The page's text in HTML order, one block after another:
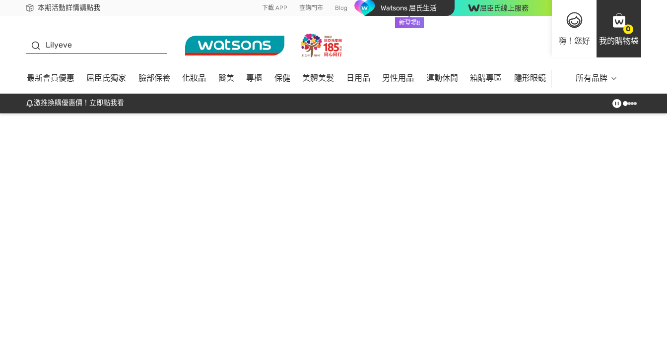
本期活動詳情請點我
下載app最高回饋$350 下載 APP 查詢門市 Blog Watsons 屈氏生活
新登場!!
屈臣氏線上服務
嗨！您好
0
我的購物袋
Lilyeve
最新會員優惠 屈臣氏獨家 臉部保養 化妝品 醫美 專櫃 保健 美體美髮 日用品 男性用品 運動休閒 箱購專區 隱形眼鏡 所有品牌
激推換購優惠價！立即點我看